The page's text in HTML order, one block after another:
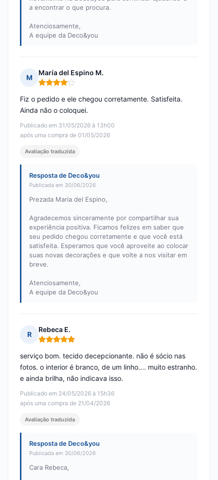
a encontrar o que procura.
Atenciosamente,
A equipe da Deco&you
M
María del Espino M.
Nota: 4 em 5
Publicado em 31/05/2026 à 13h00
após uma compra de 01/05/2026
Fiz o pedido e ele chegou corretamente. Satisfeita.
Ainda não o coloquei.
Avaliação traduzida
Resposta de Deco&you
Publicada em 30/06/2026
Prezada Maria del Espino,
Agradecemos sinceramente por compartilhar sua
experiência positiva. Ficamos felizes em saber que
seu pedido chegou corretamente e que você está
satisfeita. Esperamos que você aproveite ao colocar
suas novas decorações e que volte a nos visitar em
breve.
Atenciosamente,
A equipe da Deco&you
R
Rebeca E.
Nota: 5 em 5
Publicado em 24/05/2026 à 15h36
após uma compra de 21/04/2026
serviço bom. tecido decepcionante. não é sócio nas
fotos. o interior é branco, de um linho.... muito estranho.
e ainda brilha, não indicava isso.
Avaliação traduzida
Resposta de Deco&you
Publicada em 30/06/2026
Cara Rebeca,